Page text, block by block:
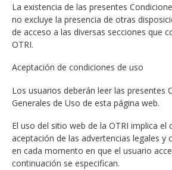
La existencia de las presentes
no excluye la presencia de otras
de acceso a las diversas secciones que
OTRI.
Aceptación de condiciones de uso
Los usuarios deberán leer las presentes
Generales de Uso de esta página web.
El uso del sitio web de la OTRI implica el
aceptación de las advertencias legales y
en cada momento en que el usuario
continuación se especifican.